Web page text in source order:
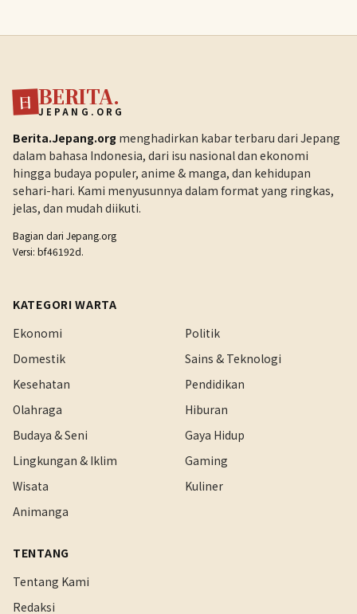
日 BERITA.
JEPANG.ORG
Berita.Jepang.org menghadirkan kabar terbaru dari Jepang
dalam bahasa Indonesia, dari isu nasional dan ekonomi
hingga budaya populer, anime & manga, dan kehidupan
sehari-hari. Kami menyusunnya dalam format yang ringkas,
jelas, dan mudah diikuti.
Bagian dari Jepang.org
Versi: bf46192d.
KATEGORI WARTA
Ekonomi
Politik
Domestik
Sains & Teknologi
Kesehatan
Pendidikan
Olahraga
Hiburan
Budaya & Seni
Gaya Hidup
Lingkungan & Iklim
Gaming
Wisata
Kuliner
Animanga
TENTANG
Tentang Kami
Redaksi